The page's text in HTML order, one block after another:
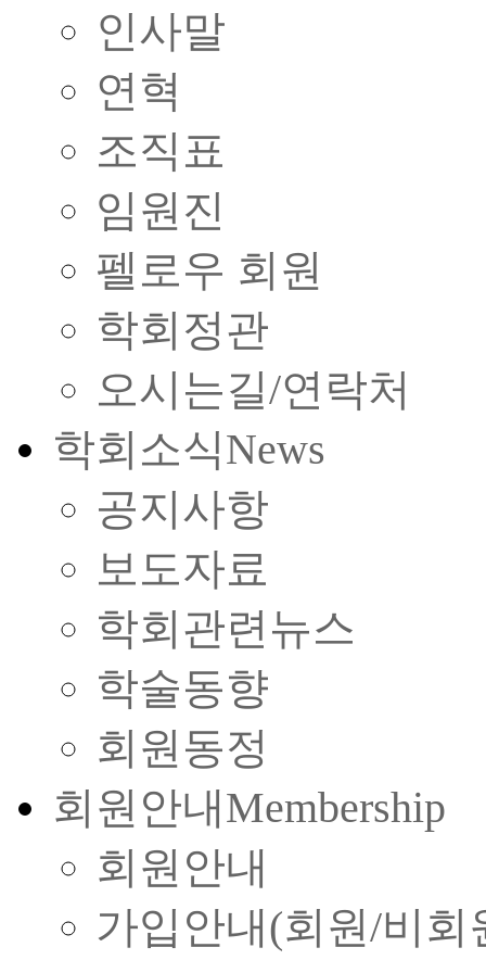
인사말
연혁
조직표
임원진
펠로우 회원
학회정관
오시는길/연락처
학회소식News
공지사항
보도자료
학회관련뉴스
학술동향
회원동정
회원안내Membership
회원안내
가입안내(회원/비회